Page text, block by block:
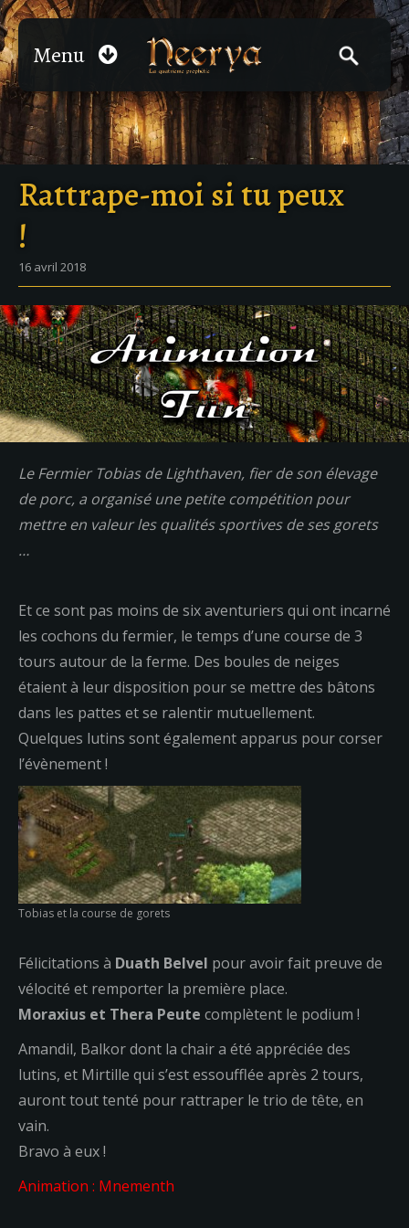
Menu
Rattrape-moi si tu peux
!
16 avril 2018
Le Fermier Tobias de Lighthaven, fier de son élevage
de porc, a organisé une petite compétition pour
mettre en valeur les qualités sportives de ses gorets
…
Et ce sont pas moins de six aventuriers qui ont incarné
les cochons du fermier, le temps d’une course de 3
tours autour de la ferme. Des boules de neiges
étaient à leur disposition pour se mettre des bâtons
dans les pattes et se ralentir mutuellement.
Quelques lutins sont également apparus pour corser
l’évènement !
Tobias et la course de gorets
Félicitations à Duath Belvel pour avoir fait preuve de
vélocité et remporter la première place.
Moraxius et Thera Peute complètent le podium !
Amandil, Balkor dont la chair a été appréciée des
lutins, et Mirtille qui s’est essoufflée après 2 tours,
auront tout tenté pour rattraper le trio de tête, en
vain.
Bravo à eux !
Animation : Mnementh